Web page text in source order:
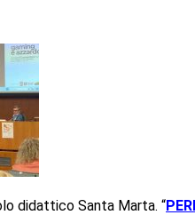
didattico Santa Marta. “